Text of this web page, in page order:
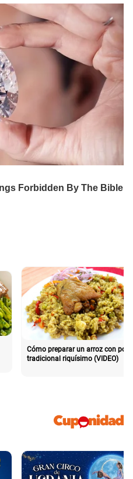
Cómo preparar un arroz con pollo
tradicional riquísimo (VIDEO)